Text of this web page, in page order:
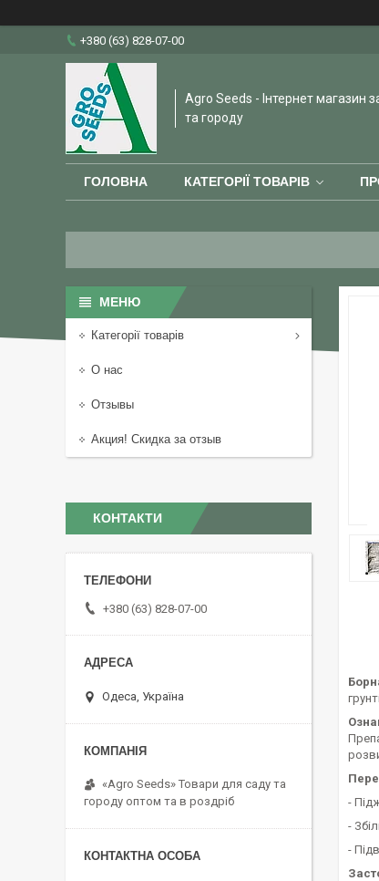
+380 (63) 828-07-00
Agro Seeds - Інтернет магазин
та городу
ГОЛОВНА КАТЕГОРІЇ ТОВАРІВ
-
-
-
Категорії товарів
О нас
Отзывы
Акция! Скидка за отзыв
КОНТАКТИ
+380 (63) 828-07-00
Одеса, Україна
«Agro Seeds» Товари для саду та
городу оптом та в роздріб